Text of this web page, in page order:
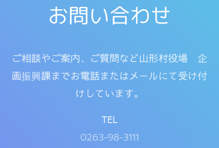
お問い合わせ
ご相談やご案内、ご質問など山形村役場 企
画振興課までお電話またはメールにて受け付
けしています。
TEL
0263-98-3111